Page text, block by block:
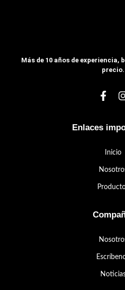
Más de 10 años de experiencia,
precio.
Enlaces
Inicio